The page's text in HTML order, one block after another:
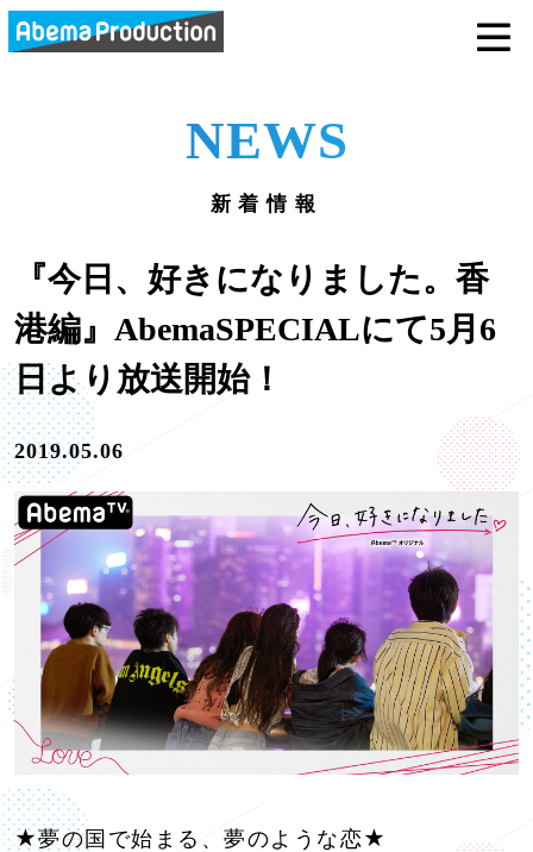
NEWS
新着情報
『今日、好きになりました。香
港編』AbemaSPECIALにて5月6
日より放送開始！
2019.05.06
★夢の国で始まる、夢のような恋★